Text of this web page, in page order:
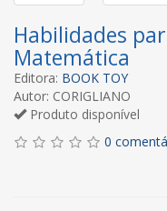
Habilidades
Matemática
Editora: BOOK TOY
Autor: CORIGLIANO
Produto disponível
0